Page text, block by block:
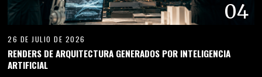
04
26 DE JULIO DE 2026
RENDERS DE ARQUITECTURA GENERADOS POR INTELIGENCIA
ARTIFICIAL